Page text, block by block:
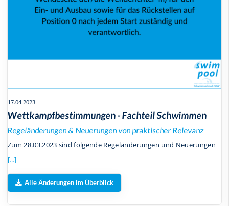
17.04.2023
Wettkampfbestimmungen - Fachteil Schwimmen
Regeländerungen & Neuerungen von praktischer Relevanz
Zum 28.03.2023 sind folgende Regeländerungen und Neuerungen
[...]
Alle Änderungen im Überblick